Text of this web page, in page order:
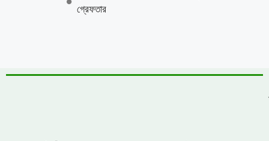
জুলাই গণঅভ্যুত্থান দিবস উপলক্ষে কাশিয়ানীতে